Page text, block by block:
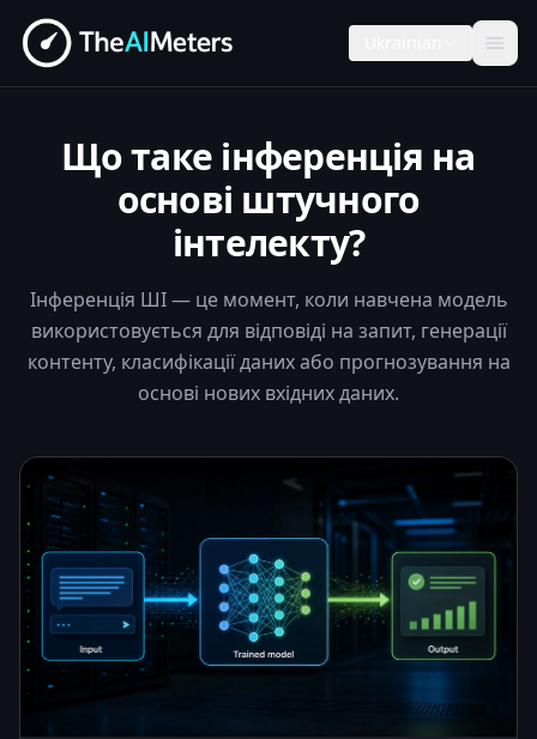
Що таке інференція на
основі штучного
інтелекту?
Інференція ШІ — це момент, коли навчена модель
використовується для відповіді на запит, генерації
контенту, класифікації даних або прогнозування на
основі нових вхідних даних.